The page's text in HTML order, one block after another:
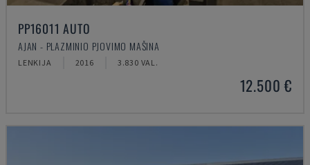
PP16011 AUTO
AJAN - PLAZMINIO PJOVIMO MAŠINA
LENKIJA 2016 3.830 VAL.
12.500 €